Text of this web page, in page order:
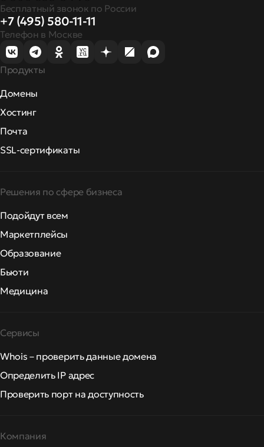
Бесплатный звонок по России
+7 (495) 580-11-11
Телефон в Москве
Продукты
Домены
Хостинг
Почта
SSL-сертификаты
Решения по сфере бизнеса
Подойдут всем
Маркетплейсы
Образование
Бьюти
Медицина
Сервисы
Whois – проверить данные домена
Определить IP адрес
Проверить порт на доступность
Компания